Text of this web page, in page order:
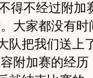
得不经过附加
大家都没有
队把我们送上
附加赛的经